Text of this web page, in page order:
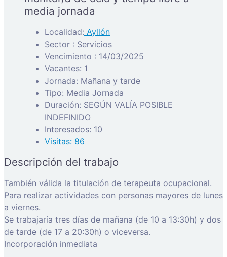
media jornada
Localidad: Ayllón
Sector : Servicios
Vencimiento : 14/03/2025
Vacantes: 1
Jornada: Mañana y tarde
Tipo: Media Jornada
Duración: SEGÚN VALÍA POSIBLE
INDEFINIDO
Interesados: 10
Visitas: 86
Descripción del trabajo
También válida la titulación de terapeuta ocupacional.
Para realizar actividades con personas mayores de lunes
a viernes.
Se trabajaría tres días de mañana (de 10 a 13:30h) y dos
de tarde (de 17 a 20:30h) o viceversa.
Incorporación inmediata